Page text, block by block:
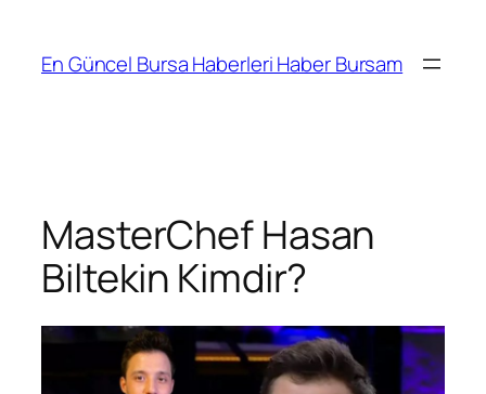
En Güncel Bursa Haberleri Haber Bursam
MasterChef Hasan
Biltekin Kimdir?